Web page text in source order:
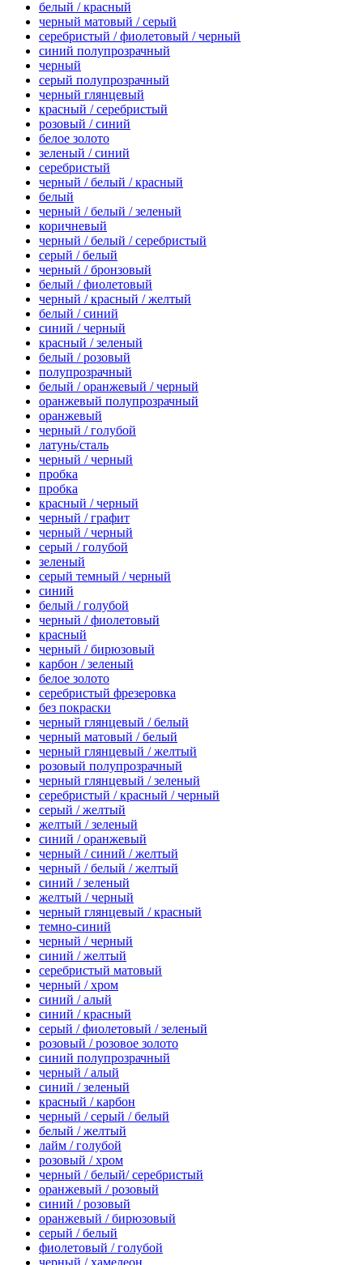
белый / красный
черный матовый / серый
серебристый / фиолетовый / черный
синий полупрозрачный
черный
серый полупрозрачный
черный глянцевый
красный / серебристый
розовый / синий
белое золото
зеленый / синий
серебристый
черный / белый / красный
белый
черный / белый / зеленый
коричневый
черный / белый / серебристый
серый / белый
черный / бронзовый
белый / фиолетовый
черный / красный / желтый
белый / синий
синий / черный
красный / зеленый
белый / розовый
полупрозрачный
белый / оранжевый / черный
оранжевый полупрозрачный
оранжевый
черный / голубой
латунь/сталь
черный / черный
пробка
пробка
красный / черный
черный / графит
черный / черный
серый / голубой
зеленый
серый темный / черный
синий
белый / голубой
черный / фиолетовый
красный
черный / бирюзовый
карбон / зеленый
белое золото
серебристый фрезеровка
без покраски
черный глянцевый / белый
черный матовый / белый
черный глянцевый / желтый
розовый полупрозрачный
черный глянцевый / зеленый
серебристый / красный / черный
серый / желтый
желтый / зеленый
синий / оранжевый
черный / синий / желтый
черный / белый / желтый
синий / зеленый
желтый / черный
черный глянцевый / красный
темно-синий
черный / черный
синий / желтый
серебристый матовый
черный / хром
синий / алый
синий / красный
серый / фиолетовый / зеленый
розовый / розовое золото
синий полупрозрачный
черный / алый
синий / зеленый
красный / карбон
черный / серый / белый
белый / желтый
лайм / голубой
розовый / хром
черный / белый/ серебристый
оранжевый / розовый
синий / розовый
оранжевый / бирюзовый
серый / белый
фиолетовый / голубой